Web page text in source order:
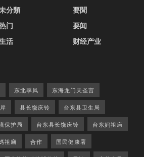
分類
门
活
要聞
要闻
财经产业
东北季风 东海龙门天圣宫
县长饶庆铃 台东县卫生局
保护局 台东县长饶庆铃 台东妈祖庙
祖廟 合作 国民健康署